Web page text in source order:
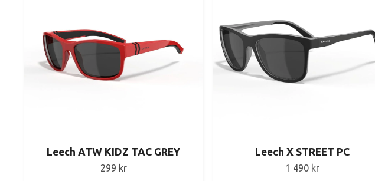
Leech ATW KIDZ TAC GREY
299 kr
Leech X STREET PC
1 490 kr